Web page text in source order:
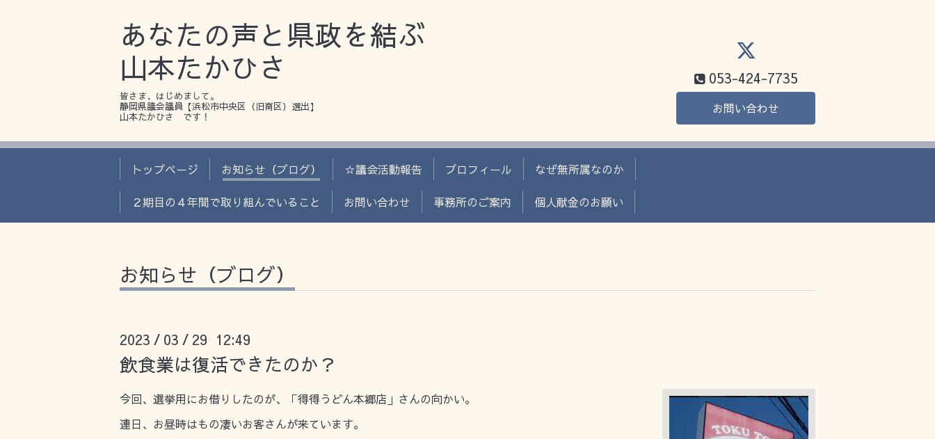
あなたの声と県政を結ぶ
山本たかひさ
皆さま、はじめまして。
静岡県議会議員【浜松市中央区（旧南区）選出】
山本たかひさ です！
053-424-7735
お問い合わせ
トップページ お知らせ（ブログ） ☆議会活動報告 プロフィール なぜ無所属なのか
２期目の４年間で取り組んでいること お問い合わせ 事務所のご案内 個人献金のお願い
お知らせ（ブログ）
2023 / 03 / 29 12:49
飲食業は復活できたのか？
今回、選挙用にお借りしたのが、「得得うどん本郷店」さんの向かい。
連日、お昼時はもの凄いお客さんが来ています。